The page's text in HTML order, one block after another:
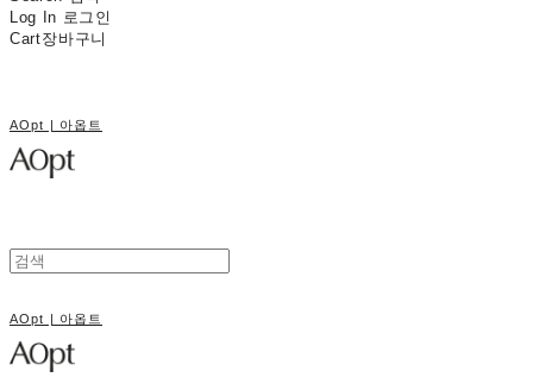
Log In 로그인
Cart장바구니
AOpt | 아옵트
AOpt | 아옵트